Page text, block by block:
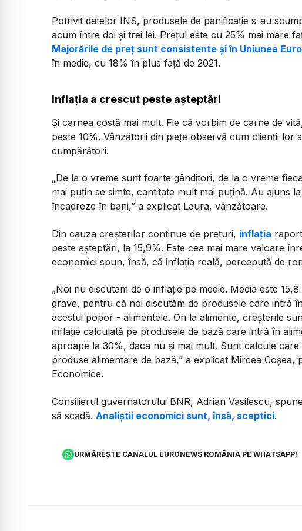
Potrivit datelor INS, produsele de panificație s-au
acum între doi și trei lei. Prețul este cu 25% mai mare
Majorările de preț sunt consistente și în Uniunea
în medie, cu 18% în plus față de 2021.
Inflația a crescut peste așteptări
Și carnea costă mai mult. Fie că vorbim de carne de
peste 10%. Vânzătorii din piețe observă cum clienții lor
cumpărători.
„De la o vreme sunt foarte gânditori, de la o vreme
mai puțin se simte, cantitate mult mai puțină. Au ajuns
încadreze în bani,” a explicat Laura, vânzătoare.
Din cauza creșterilor continue de prețuri, inflația
peste așteptări, la 15,9%. Este cea mai mare valoare
economici spun, însă, că inflația reală, percepută de
„Noi nu discutam de o inflație pe medie. Media este
grave, pentru că noi discutăm de produsele care intră
acestui popor - alimentele. Ori la alimente, creșterile
inflație calculată pe produsele de bază care intră în
aproape la 30%, daca nu și mai mult. Sunt calcule
produse alimentare de bază,” a explicat Mircea Coșea,
Economice.
Consilierul guvernatorului BNR, Adrian Vasilescu,
să scadă. Analiștii economici sunt, însă, sceptici.
URMĂREȘTE CANALUL EURONEWS ROMÂNIA PE WHATSAPP!